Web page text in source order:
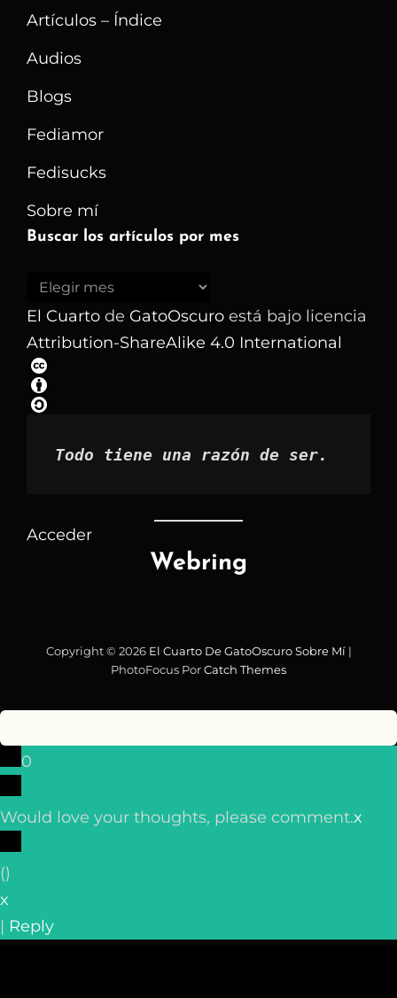
Artículos – Índice
Audios
Blogs
Fediamor
Fedisucks
Sobre mí
Buscar los artículos por mes
Buscar
los
artículos
por
mes
El Cuarto de GatoOscuro está bajo licencia
Attribution-ShareAlike 4.0 International
Todo tiene una razón de ser.
Acceder
Webring
Copyright © 2026 El Cuarto De GatoOscuro Sobre Mí|
PhotoFocus PorCatch Themes
0
Would love your thoughts, please comment.x
()
x
| Reply